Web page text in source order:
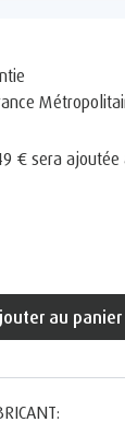
€ sera ajoutée
Ajouter au panier